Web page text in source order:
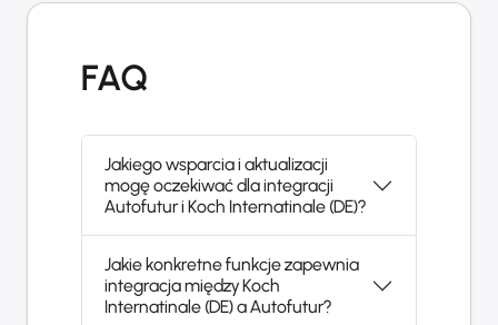
FAQ
Jakiego wsparcia i aktualizacji
mogę oczekiwać dla integracji
Autofutur i Koch Internatinale (DE)?
Jakie konkretne funkcje zapewnia
integracja między Koch
Internatinale (DE) a Autofutur?